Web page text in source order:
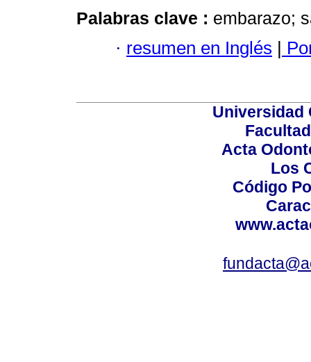
Palabras clave : embarazo;
· resumen en Inglés |
Universidad
Acta
Los
Código